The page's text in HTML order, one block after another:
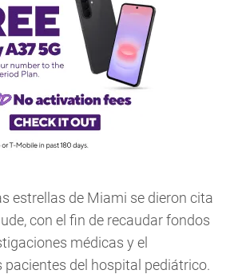
estrellas de Miami se dieron cita
con el fin de recaudar fondos
médicas y el
del hospital pediátrico.